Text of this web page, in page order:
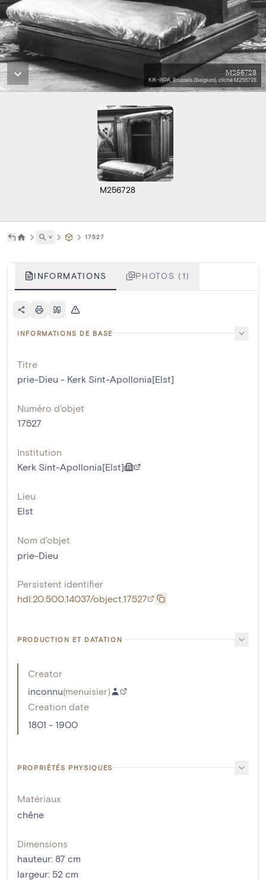
M256728
KIK-IRPA, Brussels (Belgium), cliché M256728
M256728
˅ 17527
INFORMATIONS PHOTOS (1)
INFORMATIONS DE BASE
Titre
prie-Dieu - Kerk Sint-Apollonia[Elst]
Numéro d'objet
17527
Institution
Kerk Sint-Apollonia[Elst]
Lieu
Elst
Nom d'objet
prie-Dieu
Persistent identifier
hdl:20.500.14037/object.17527
PRODUCTION ET DATATION
Creator
inconnu(menuisier)
Creation date
1801 - 1900
PROPRIÉTÉS PHYSIQUES
Matériaux
chêne
Dimensions
hauteur: 87 cm
largeur: 52 cm